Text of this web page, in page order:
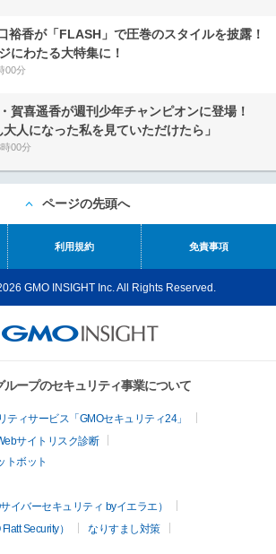
裕香が「FLASH」で圧巻のスタイルを披露！
にわたる大特集に！
00分
賀喜遥香が週刊少年チャンピオンに登場！
大人になった私を見ていただけたら」
00分
ページの先頭へ
利用規約 免責事項
GMO INSIGHT Inc. All Rights Reserved.
ープのセキュリティ事業について
ィサービス「GMOセキュリティ24」
サイトリスク診断
トボット
イバーセキュリティ byイエラエ）
Security）
なりすまし対策